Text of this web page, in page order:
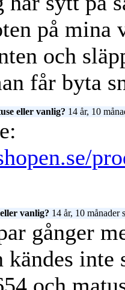
på mina
och
får byta
eller vanlig? 14 år, 10
vanlig? 14 år, 10 månader
gånger
kändes